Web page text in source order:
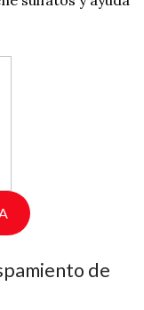
de